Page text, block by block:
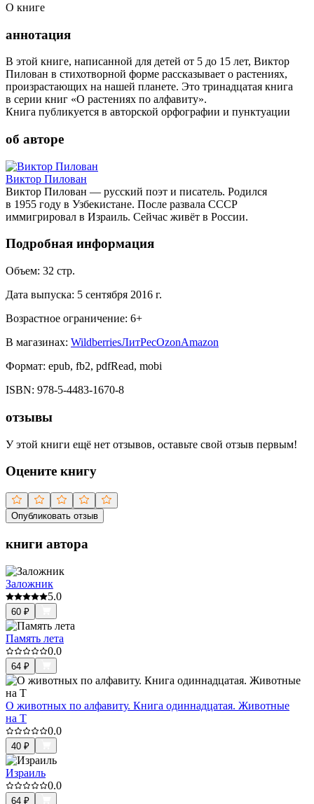
О книге
аннотация
В этой книге, написанной для детей от 5 до 15 лет, Виктор
Пилован в стихотворной форме рассказывает о растениях,
произрастающих на нашей планете. Это тринадцатая книга
в серии книг «О растениях по алфавиту».
Книга публикуется в авторской орфографии и пунктуации
об авторе
Виктор Пилован
Виктор Пилован — русский поэт и писатель. Родился
в 1955 году в Узбекистане. После развала СССР
иммигрировал в Израиль. Сейчас живёт в России.
Подробная информация
Объем: 32 стр.
Дата выпуска: 5 сентября 2016 г.
Возрастное ограничение: 6+
В магазинах: WildberriesЛитРесOzonAmazon
Формат: epub, fb2, pdfRead, mobi
ISBN: 978-5-4483-1670-8
отзывы
У этой книги ещё нет отзывов, оставьте свой отзыв первым!
Оцените книгу
Опубликовать отзыв
книги автора
Заложник
5.0
60 ₽
Память лета
0.0
64 ₽
О животных по алфавиту. Книга одиннадцатая. Животные
на Т
0.0
40 ₽
Израиль
0.0
64 ₽